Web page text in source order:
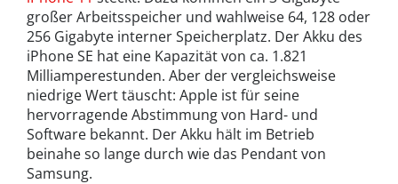
großer Arbeitsspeicher und wahlweise 64, 128 oder
256 Gigabyte interner Speicherplatz. Der Akku des
iPhone SE hat eine Kapazität von ca. 1.821
Milliamperestunden. Aber der vergleichsweise
niedrige Wert täuscht: Apple ist für seine
hervorragende Abstimmung von Hard- und
Software bekannt. Der Akku hält im Betrieb
beinahe so lange durch wie das Pendant von
Samsung.